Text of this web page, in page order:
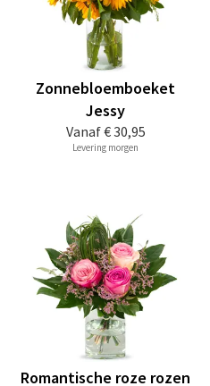
Vanaf€ 30,95
Zonnebloemboeket
Jessy
Levering morgen
Romantische roze rozen